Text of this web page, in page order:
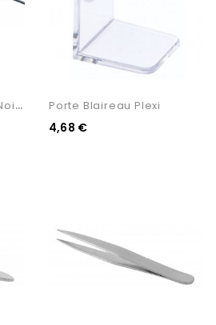
F
Er À Friser World Pro Noir... Porte Blaireau Plexi
4,68 €